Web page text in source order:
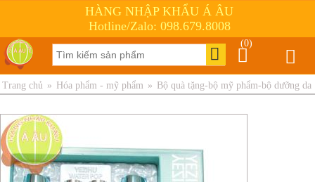
HÀNG NHẬP KHẨU Á ÂU
Hotline/Zalo: 098.679.8008
(0)
Trang chủ » Hóa phẩm - mỹ phẩm » Bộ quà tặng-bộ mỹ phẩm-bộ dưỡng da